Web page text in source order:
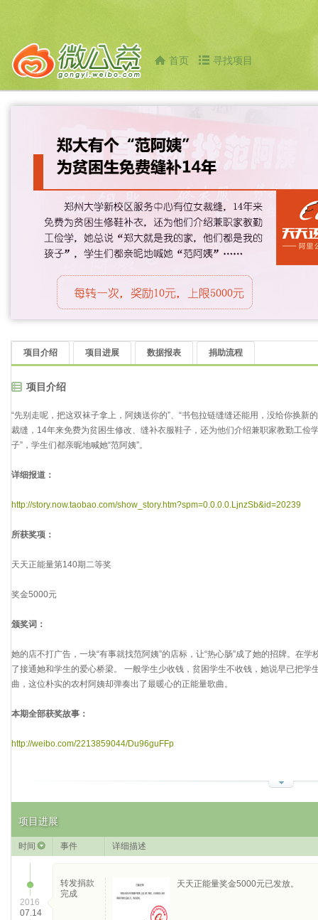
首页 寻找项目
项目介绍 项目进展 数据报表 捐助流程
项目介绍
“先别走呢，把这双袜子拿上，阿姨送你的”、“书包拉链缝缝还能用，没给你换
裁缝，14年来免费为贫困生修改、缝补衣服鞋子，还为他们介绍兼职家教勤工俭
子”，学生们都亲昵地喊她“范阿姨”。
详细报道：
http://story.now.taobao.com/show_story.htm?spm=0.0.0.0.LjnzSb&id=20239
所获奖项：
天天正能量第140期二等奖
奖金5000元
颁奖词：
她的店不打广告，一块“有事就找范阿姨”的店标，让“热心肠”成了她的招牌。在
了接通她和学生的爱心桥梁。 一般学生少收钱，贫困学生不收钱，她说早已把学
曲，这位朴实的农村阿姨却弹奏出了最暖心的正能量歌曲。
本期全部获奖故事：
http://weibo.com/2213859044/Du96guFFp
项目进展
时间 事件 详细描述
2016
07.14
转发捐款
完成
天天正能量奖金5000元已发放。